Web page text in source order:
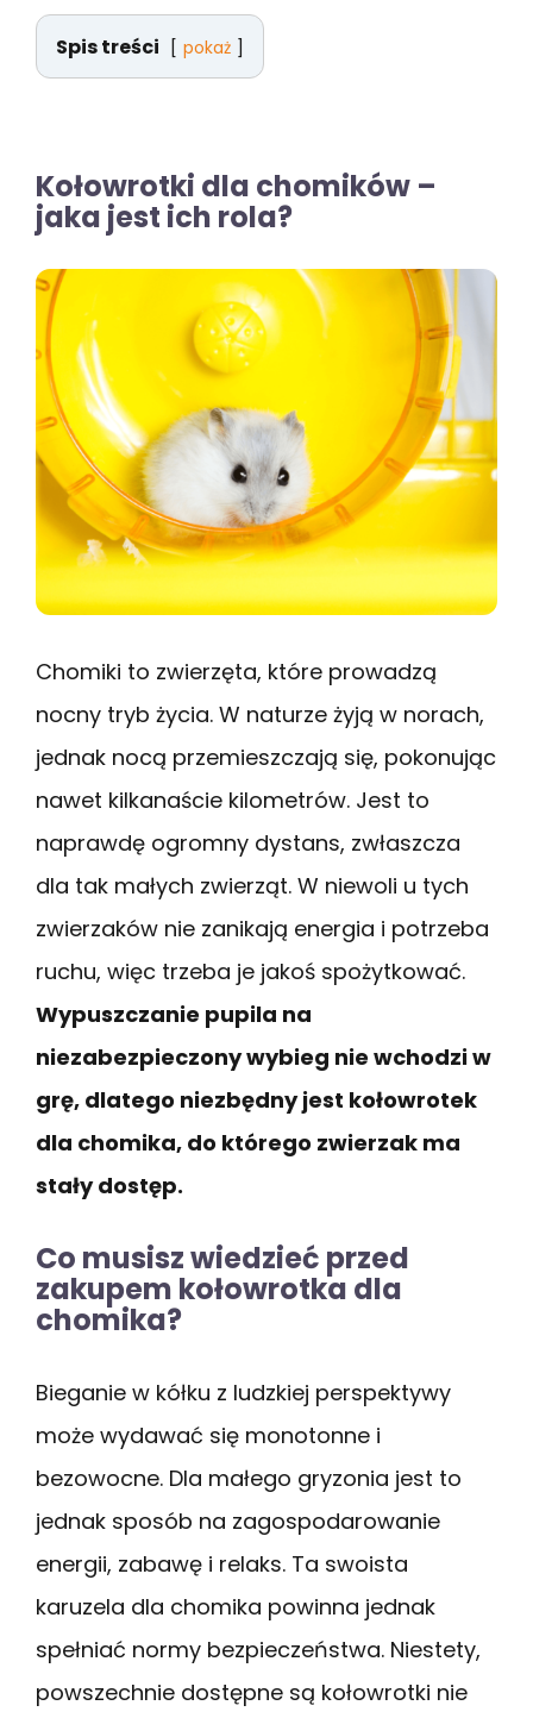
Spis treści pokaż
Kołowrotki dla chomików –
jaka jest ich rola?
Chomiki to zwierzęta, które prowadzą
nocny tryb życia. W naturze żyją w norach,
jednak nocą przemieszczają się, pokonując
nawet kilkanaście kilometrów. Jest to
naprawdę ogromny dystans, zwłaszcza
dla tak małych zwierząt. W niewoli u tych
zwierzaków nie zanikają energia i potrzeba
ruchu, więc trzeba je jakoś spożytkować.
Wypuszczanie pupila na
niezabezpieczony wybieg nie wchodzi w
grę, dlatego niezbędny jest kołowrotek
dla chomika, do którego zwierzak ma
stały dostęp.
Co musisz wiedzieć przed
zakupem kołowrotka dla
chomika?
Bieganie w kółku z ludzkiej perspektywy
może wydawać się monotonne i
bezowocne. Dla małego gryzonia jest to
jednak sposób na zagospodarowanie
energii, zabawę i relaks. Ta swoista
karuzela dla chomika powinna jednak
spełniać normy bezpieczeństwa. Niestety,
powszechnie dostępne są kołowrotki nie